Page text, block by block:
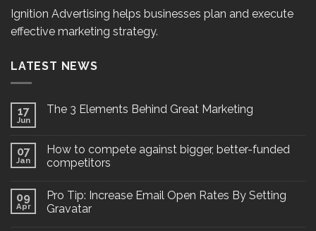
Ignition Advertising helps businesses plan and execute
effective marketing strategy.
LATEST NEWS
17
Jun
The 3 Elements Behind Great Marketing
07
Jan
How to compete against bigger, better-funded
competitors
09
Apr
Pro Tip: Increase Email Open Rates By Setting
Gravatar